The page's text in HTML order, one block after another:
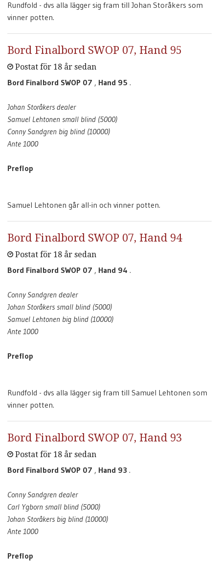
Rundfold - dvs alla lägger sig fram till Johan Storåkers som
vinner potten.
Bord Finalbord SWOP 07, Hand 95
Postat för 18 år sedan
Bord Finalbord SWOP 07 , Hand 95 .
Johan Storåkers dealer
Samuel Lehtonen small blind (5000)
Conny Sandgren big blind (10000)
Ante 1000
Preflop
Samuel Lehtonen går all-in och vinner potten.
Bord Finalbord SWOP 07, Hand 94
Postat för 18 år sedan
Bord Finalbord SWOP 07 , Hand 94 .
Conny Sandgren dealer
Johan Storåkers small blind (5000)
Samuel Lehtonen big blind (10000)
Ante 1000
Preflop
Rundfold - dvs alla lägger sig fram till Samuel Lehtonen som
vinner potten.
Bord Finalbord SWOP 07, Hand 93
Postat för 18 år sedan
Bord Finalbord SWOP 07 , Hand 93 .
Conny Sandgren dealer
Carl Ygborn small blind (5000)
Johan Storåkers big blind (10000)
Ante 1000
Preflop